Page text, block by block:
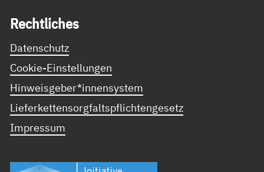
Recht­li­ches
Datenschutz
Cookie-Einstellungen
Hinweisgeber*innensystem
Lieferkettensorgfaltspflichtengesetz
Impressum